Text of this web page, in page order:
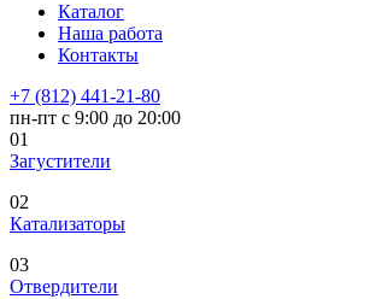
Каталог
Наша работа
Контакты
+7 (812) 441-21-80
пн-пт с 9:00 до 20:00
01
Загустители
02
Катализаторы
03
Отвердители